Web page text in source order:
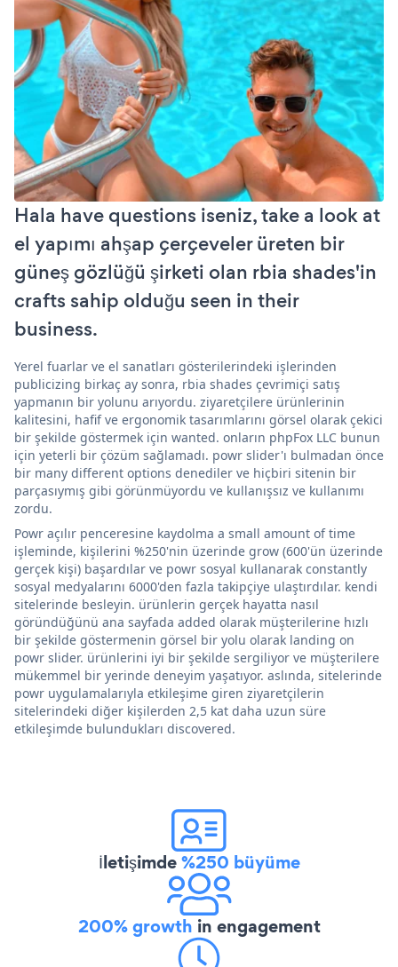
Hala have questions iseniz, take a look at
el yapımı ahşap çerçeveler üreten bir
güneş gözlüğü şirketi olan rbia shades'in
crafts sahip olduğu seen in their
business.
Yerel fuarlar ve el sanatları gösterilerindeki işlerinden
publicizing birkaç ay sonra, rbia shades çevrimiçi satış
yapmanın bir yolunu arıyordu. ziyaretçilere ürünlerinin
kalitesini, hafif ve ergonomik tasarımlarını görsel olarak çekici
bir şekilde göstermek için wanted. onların phpFox LLC bunun
için yeterli bir çözüm sağlamadı. powr slider'ı bulmadan önce
bir many different options denediler ve hiçbiri sitenin bir
parçasıymış gibi görünmüyordu ve kullanışsız ve kullanımı
zordu.
Powr açılır penceresine kaydolma a small amount of time
işleminde, kişilerini %250'nin üzerinde grow (600'ün üzerinde
gerçek kişi) başardılar ve powr sosyal kullanarak constantly
sosyal medyalarını 6000'den fazla takipçiye ulaştırdılar. kendi
sitelerinde besleyin. ürünlerin gerçek hayatta nasıl
göründüğünü ana sayfada added olarak müşterilerine hızlı
bir şekilde göstermenin görsel bir yolu olarak landing on
powr slider. ürünlerini iyi bir şekilde sergiliyor ve müşterilere
mükemmel bir yerinde deneyim yaşatıyor. aslında, sitelerinde
powr uygulamalarıyla etkileşime giren ziyaretçilerin
sitelerindeki diğer kişilerden 2,5 kat daha uzun süre
etkileşimde bulundukları discovered.
İletişimde%250 büyüme
200% growth in engagement